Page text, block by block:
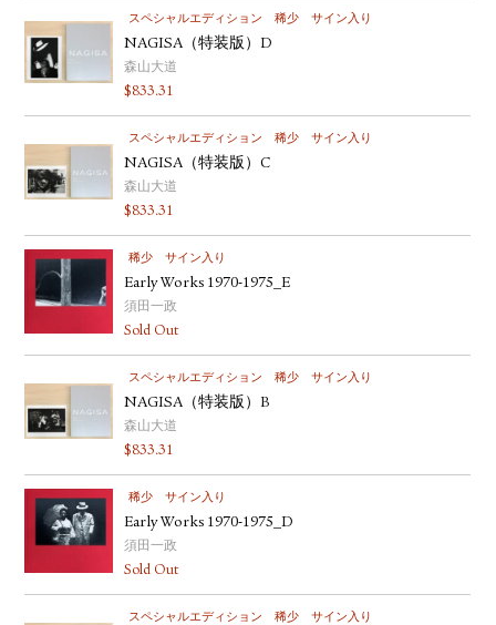
スペシャルエディション 稀少 サイン入り
NAGISA（特装版）D
森山大道
$833.31
スペシャルエディション 稀少 サイン入り
NAGISA（特装版）C
森山大道
$833.31
稀少 サイン入り
Early Works 1970-1975_E
須田一政
Sold Out
スペシャルエディション 稀少 サイン入り
NAGISA（特装版）B
森山大道
$833.31
稀少 サイン入り
Early Works 1970-1975_D
須田一政
Sold Out
スペシャルエディション 稀少 サイン入り